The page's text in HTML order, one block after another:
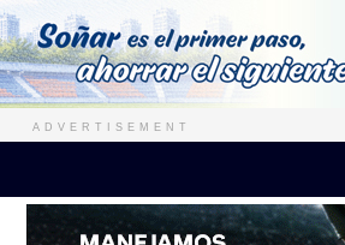
ADVERTISEMENT